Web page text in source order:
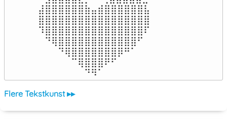
⣼⣿⣿⣿⣿⣿⣿⣷⣤⣾⣿⣿⣿⣿⣿⣿⣧
⣿⣿⣿⣿⣿⣿⣿⣿⣿⣿⣿⣿⣿⣿⣿⣿⣿
⠹⣿⣿⣿⣿⣿⣿⣿⣿⣿⣿⣿⣿⣿⣿⣿⠏
⠀⠙⢿⣿⣿⣿⣿⣿⣿⣿⣿⣿⣿⣿⣿⠋⠀
⠀⠀⠀⠙⢿⣿⣿⣿⣿⣿⣿⣿⡿⠛⠁⠀⠀
⠀⠀⠀⠀⠀⠉⢿⣿⣿⣿⠟⠋⠀⠀⠀⠀⠀
⠀⠀⠀⠀⠀⠀⠀⠙⠻⠁⠀⠀⠀⠀⠀⠀⠀⠀⠀⠀⠀⠀⠀
Flere Tekstkunst ▸▸